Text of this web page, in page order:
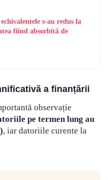
s-au redus la
fiind absorbită de
a finanțării
observație
pe termen lung au
, iar datoriile curente la